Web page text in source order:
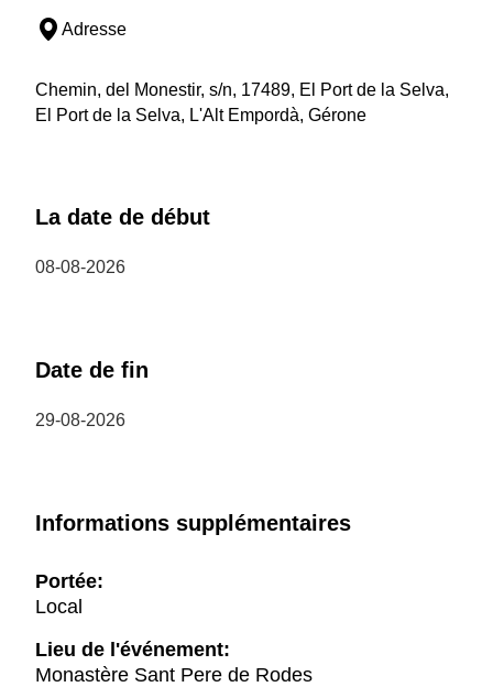
Adresse
Chemin, del Monestir, s/n, 17489, El Port de la Selva,
El Port de la Selva, L'Alt Empordà, Gérone
La date de début
08-08-2026
Date de fin
29-08-2026
Informations supplémentaires
Portée:
Local
Lieu de l'événement:
Monastère Sant Pere de Rodes